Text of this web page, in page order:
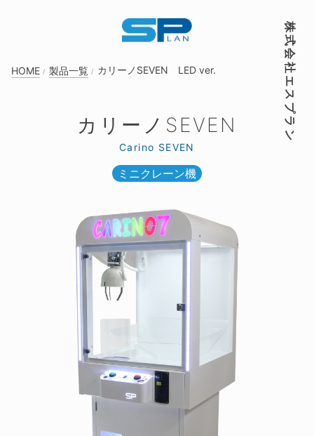
株式会社エスプラン
HOME 製品一覧 カリーノSEVEN LED ver.
カリーノSEVEN
Carino SEVEN
ミニクレーン機